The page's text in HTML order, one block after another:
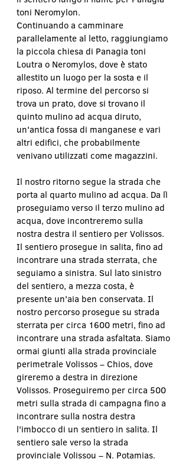
toni Neromylon.
Continuando a camminare
parallelamente al letto, raggiungiamo
la piccola chiesa di Panagia toni
Loutra o Neromylos, dove è stato
allestito un luogo per la sosta e il
riposo. Al termine del percorso si
trova un prato, dove si trovano il
quinto mulino ad acqua diruto,
un'antica fossa di manganese e vari
altri edifici, che probabilmente
venivano utilizzati come magazzini.
Il nostro ritorno segue la strada che
porta al quarto mulino ad acqua. Da lì
proseguiamo verso il terzo mulino ad
acqua, dove incontreremo sulla
nostra destra il sentiero per Volissos.
Il sentiero prosegue in salita, fino ad
incontrare una strada sterrata, che
seguiamo a sinistra. Sul lato sinistro
del sentiero, a mezza costa, è
presente un'aia ben conservata. Il
nostro percorso prosegue su strada
sterrata per circa 1600 metri, fino ad
incontrare una strada asfaltata. Siamo
ormai giunti alla strada provinciale
perimetrale Volissos – Chios, dove
gireremo a destra in direzione
Volissos. Proseguiremo per circa 500
metri sulla strada di campagna fino a
incontrare sulla nostra destra
l'imbocco di un sentiero in salita. Il
sentiero sale verso la strada
provinciale Volissou – N. Potamias.